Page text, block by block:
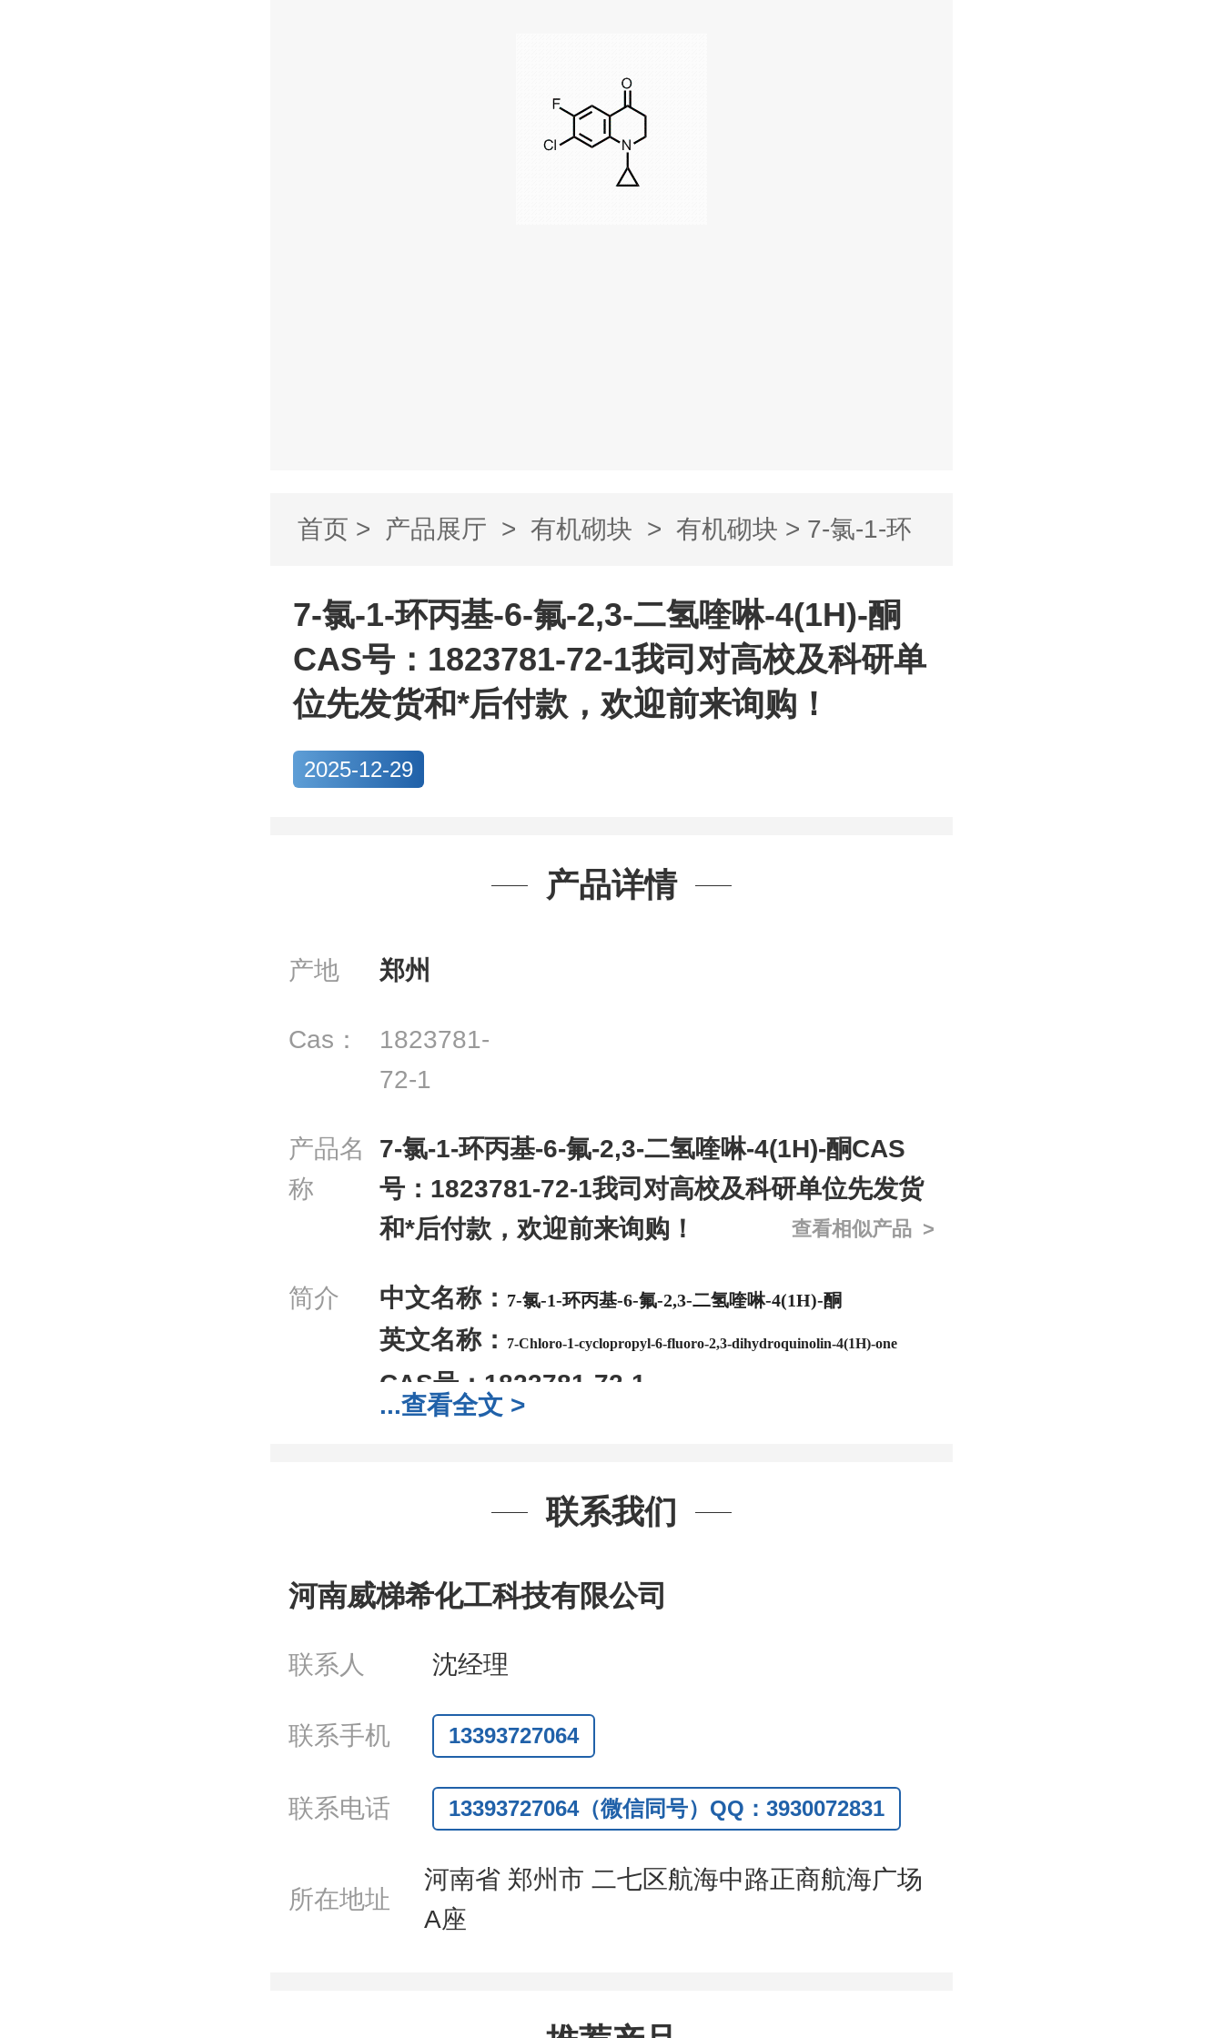
首页 > 产品展厅 > 有机砌块 > 有机砌块 > 7-氯-1-环
丙基-6-氟-2,3-二氢...
7-氯-1-环丙基-6-氟-2,3-二氢喹啉-4(1H)-酮
CAS号：1823781-72-1我司对高校及科研单
位先发货和*后付款，欢迎前来询购！
2025-12-29
产品详情
产地 郑州
Cas：
1823781-
72-1
产品名
称
7-氯-1-环丙基-6-氟-2,3-二氢喹啉-4(1H)-酮CAS
号：1823781-72-1我司对高校及科研单位先发货
和*后付款，欢迎前来询购！
查看相似产品 >
简介 中文名称： 7-氯-1-环丙基-6-氟-2,3-二氢喹啉-4(1H)-酮
英文名称： 7-Chloro-1-cyclopropyl-6-fluoro-2,3-dihydroquinolin-4(1H)-one
CAS号： 1823781-72-1
分子式：C12H11ClFNO
1Mg ; 5Mg;10Mg ;100Mg;250Mg ;500Mg
我司对高校及科研单位先发货和
,全额退款
QQ:3930072831
:13393727064
联系人: 沈晓东(欢迎致电,或QQ、微信联系)
...查看全文 >
联系我们
河南威梯希化工科技有限公司
联系人 沈经理
联系手机 13393727064
联系电话 13393727064（微信同号）QQ：3930072831
所在地址
河南省 郑州市 二七区航海中路正商航海广场
A座